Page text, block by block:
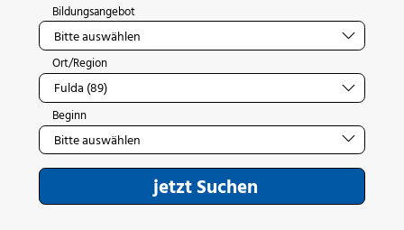
Bildungsangebot
Ort/Region
Beginn
jetzt Suchen